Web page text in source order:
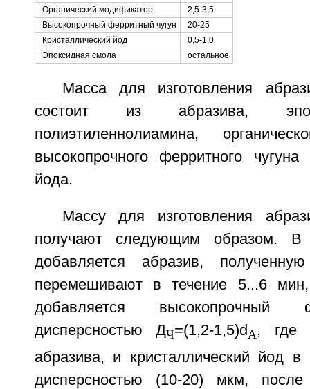
Органический модификатор
2,5-3,5
Высокопрочный ферритный чугун
20-25
Кристаллический йод
0,5-1,0
Эпоксидная смола
остальное
Масса для изготовления
состоит из абразива,
полиэтиленнолиамина,
высокопрочного ферритного чугуна
йода.
Массу для изготовления
получают следующим образом. В
добавляется абразив,
перемешивают в течение 5...6
добавляется высокопрочный
дисперсностью ДЧ=(1,2-1,5)d A , где
абразива, и кристаллический йод
дисперсностью (10-20) мкм,